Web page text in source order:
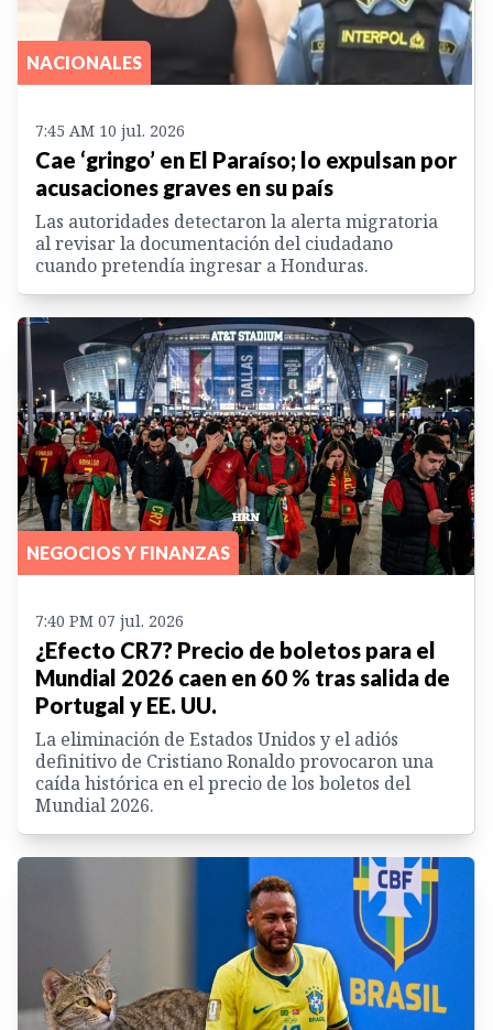
NACIONALES
7:45 AM 10 jul. 2026
Cae ‘gringo’ en El Paraíso; lo expulsan por
acusaciones graves en su país
Las autoridades detectaron la alerta migratoria
al revisar la documentación del ciudadano
cuando pretendía ingresar a Honduras.
NEGOCIOS Y FINANZAS
7:40 PM 07 jul. 2026
¿Efecto CR7? Precio de boletos para el
Mundial 2026 caen en 60 % tras salida de
Portugal y EE. UU.
La eliminación de Estados Unidos y el adiós
definitivo de Cristiano Ronaldo provocaron una
caída histórica en el precio de los boletos del
Mundial 2026.